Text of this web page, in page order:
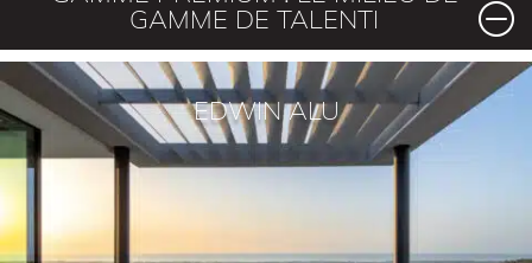
GAMME DE TALENTI
EDWIN ALU